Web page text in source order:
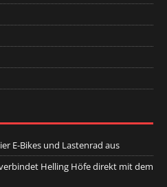
E-Bikes und Lastenrad aus
Helling Höfe direkt mit dem